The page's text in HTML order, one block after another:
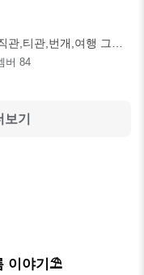
관,티관,번개,여행 그외
오👰‍♀
버 84
기
이야기⛱️